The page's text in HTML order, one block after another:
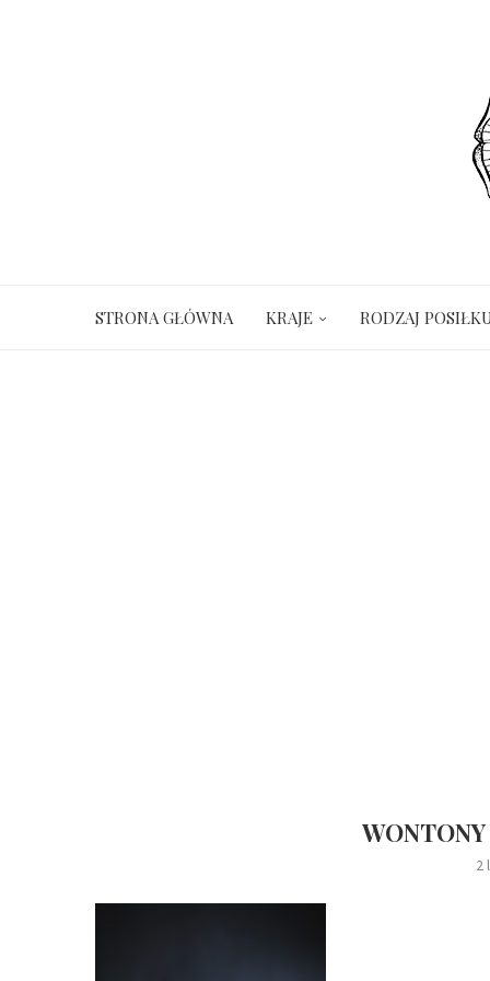
STRONA GŁÓWNA KRAJE RODZAJ
2